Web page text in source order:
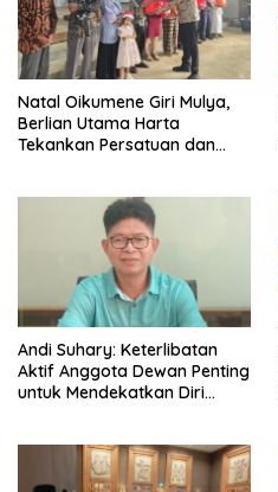
‎Natal Oikumene Giri Mulya,
Berlian Utama Harta
Tekankan Persatuan dan
Andi Suhary: Keterlibatan
Aktif Anggota Dewan Penting
untuk Mendekatkan Diri